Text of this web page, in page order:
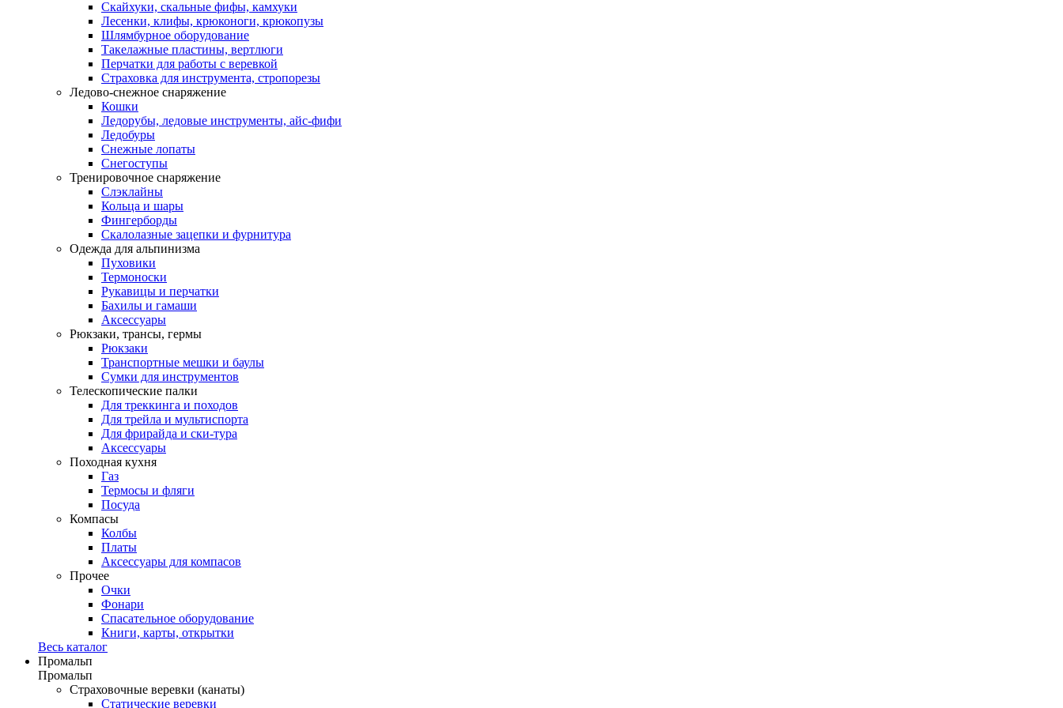
Скайхуки, скальные фифы, камхуки
Лесенки, клифы, крюконоги, крюкопузы
Шлямбурное оборудование
Такелажные пластины, вертлюги
Перчатки для работы с веревкой
Страховка для инструмента, стропорезы
Ледово-снежное снаряжение
Кошки
Ледорубы, ледовые инструменты, айс-фифи
Ледобуры
Снежные лопаты
Снегоступы
Тренировочное снаряжение
Слэклайны
Кольца и шары
Фингерборды
Скалолазные зацепки и фурнитура
Одежда для альпинизма
Пуховики
Термоноски
Рукавицы и перчатки
Бахилы и гамаши
Аксессуары
Рюкзаки, трансы, гермы
Рюкзаки
Транспортные мешки и баулы
Сумки для инструментов
Телескопические палки
Для треккинга и походов
Для трейла и мультиспорта
Для фрирайда и ски-тура
Аксессуары
Походная кухня
Газ
Термосы и фляги
Посуда
Компасы
Колбы
Платы
Аксессуары для компасов
Прочее
Очки
Фонари
Спасательное оборудование
Книги, карты, открытки
Весь каталог
Промальп
Промальп
Страховочные веревки (канаты)
Статические веревки